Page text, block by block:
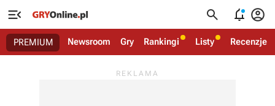
   
PREMIUM Newsroom Gry Rankingi Listy Recenzje